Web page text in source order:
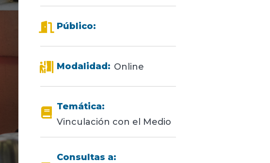
Público:
Modalidad: Online
Temática:
Vinculación con el Medio
Consultas a: